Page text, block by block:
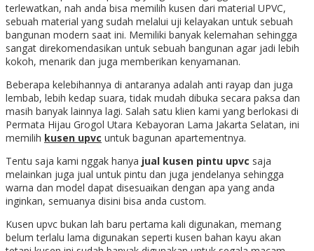
terlewatkan, nah anda bisa memilih kusen dari material UPVC,
sebuah material yang sudah melalui uji kelayakan untuk sebuah
bangunan modern saat ini. Memiliki banyak kelemahan sehingga
sangat direkomendasikan untuk sebuah bangunan agar jadi lebih
kokoh, menarik dan juga memberikan kenyamanan.
Beberapa kelebihannya di antaranya adalah anti rayap dan juga
lembab, lebih kedap suara, tidak mudah dibuka secara paksa dan
masih banyak lainnya lagi. Salah satu klien kami yang berlokasi di
Permata Hijau Grogol Utara Kebayoran Lama Jakarta Selatan, ini
memilih kusen upvc untuk bagunan apartementnya.
Tentu saja kami nggak hanya jual kusen pintu upvc saja
melainkan juga jual untuk pintu dan juga jendelanya sehingga
warna dan model dapat disesuaikan dengan apa yang anda
inginkan, semuanya disini bisa anda custom.
Kusen upvc bukan lah baru pertama kali digunakan, memang
belum terlalu lama digunakan seperti kusen bahan kayu akan